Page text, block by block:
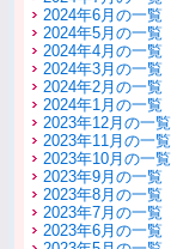
2024年6月の一覧
2024年5月の一覧
2024年4月の一覧
2024年3月の一覧
2024年2月の一覧
2024年1月の一覧
2023年12月の一覧
2023年11月の一覧
2023年10月の一覧
2023年9月の一覧
2023年8月の一覧
2023年7月の一覧
2023年6月の一覧